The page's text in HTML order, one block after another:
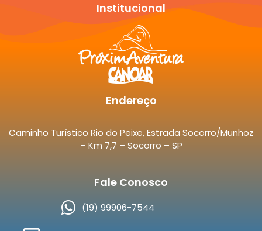
Institucional
Endereço
Caminho Turístico Rio do Peixe, Estrada Socorro/Munhoz
– Km 7,7 – Socorro – SP
Fale Conosco
(19) 99906-7544